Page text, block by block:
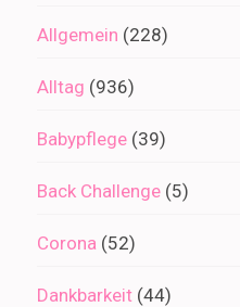
Allgemein (228)
Alltag (936)
Babypflege (39)
Back Challenge (5)
Corona (52)
Dankbarkeit (44)